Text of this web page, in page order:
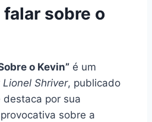
sobre o
o Kevin” é um
Lionel Shriver, publicado
por sua
sobre a